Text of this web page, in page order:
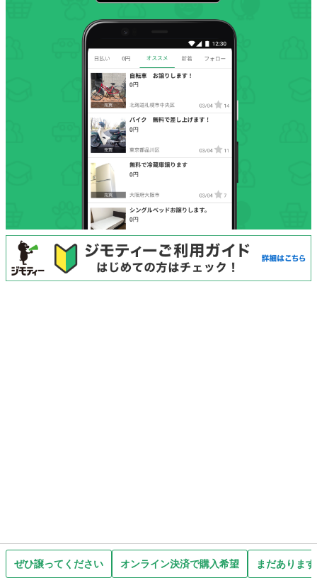
ぜひ譲ってください オンライン決済で購入希望 まだありま